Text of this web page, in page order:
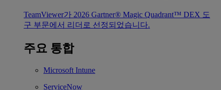
TeamViewer가 2026 Gartner® Magic Quadrant™ DEX 도
구 부문에서 리더로 선정되었습니다.
주요 통합
Microsoft Intune
ServiceNow